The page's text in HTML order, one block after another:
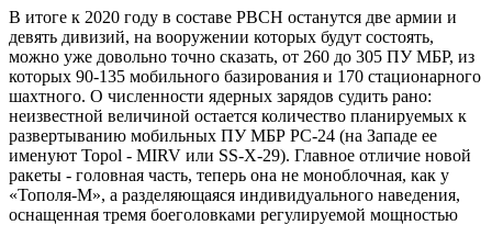
В итоге к 2020 году в составе РВСН останутся две армии и
девять дивизий, на вооружении которых будут состоять,
можно уже довольно точно сказать, от 260 до 305 ПУ МБР, из
которых 90-135 мобильного базирования и 170 стационарного
шахтного. О численности ядерных зарядов судить рано:
неизвестной величиной остается количество планируемых к
развертыванию мобильных ПУ МБР РС-24 (на Западе ее
именуют Topol - MIRV или SS-X-29). Главное отличие новой
ракеты - головная часть, теперь она не моноблочная, как у
«Тополя-М», а разделяющаяся индивидуального наведения,
оснащенная тремя боеголовками регулируемой мощностью